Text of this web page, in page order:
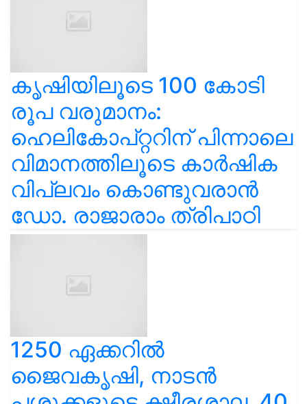
കൃഷിയിലൂടെ 100 കോടി
രൂപ വരുമാനം:
ഹെലികോപ്റ്ററിന് പിന്നാലെ
വിമാനത്തിലൂടെ കാർഷിക
വിപ്ലവം കൊണ്ടുവരാൻ
ഡോ. രാജാരാം ത്രിപാഠി
1250 ഏക്കറിൽ
ജൈവകൃഷി, നാടൻ